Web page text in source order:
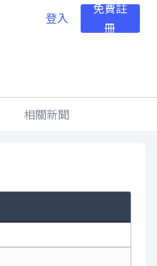
登入
免費註
冊
相關新聞